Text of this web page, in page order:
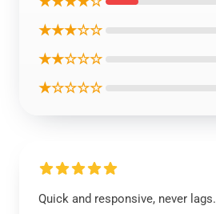
★★★☆☆
★★☆☆☆
★☆☆☆☆
Quick and responsive, never lags.